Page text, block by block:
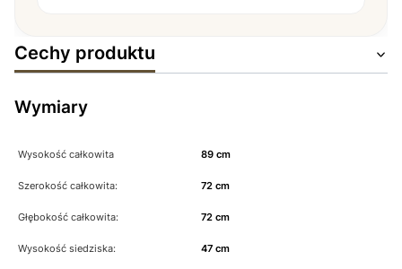
Cechy produktu
Wymiary
Wysokość całkowita 89 cm
Szerokość całkowita: 72 cm
Głębokość całkowita: 72 cm
Wysokość siedziska: 47 cm